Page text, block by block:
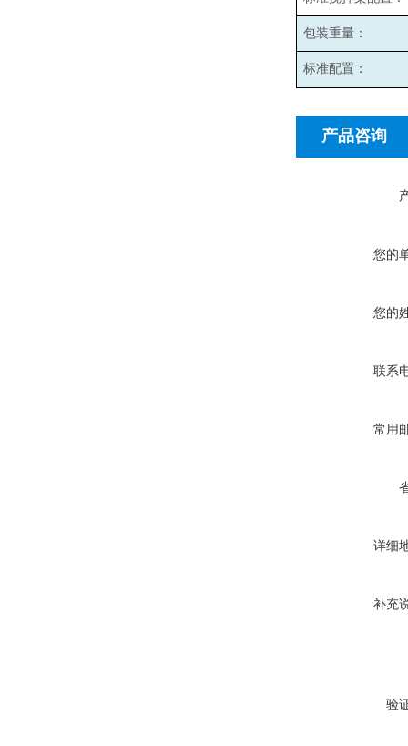
包装重量：
标准配置：
产品咨询
您的
您的
联系
常用
详细
补充
验